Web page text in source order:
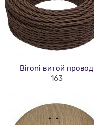
Bironi витой провод
163